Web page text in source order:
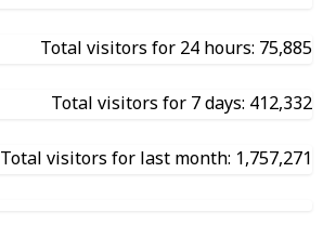
Total visitors for 24 hours: 75,885
Total visitors for 7 days: 412,332
Total visitors for last month: 1,757,271